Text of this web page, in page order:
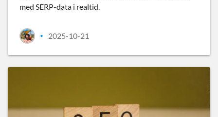
med SERP-data i realtid.
• 2025-10-21